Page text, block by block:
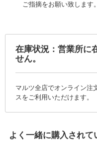
ご指摘をお願い致します。
在庫状況：営業所に
せん。
マルツ全店でオンライン注
スをご利用いただけます。
よく一緒に購入されて